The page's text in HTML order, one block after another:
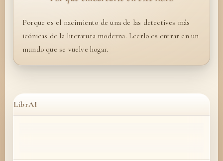
Porque es el nacimiento de una de las detectives más
icónicas de la literatura moderna. Leerlo es entrar en un
mundo que se vuelve hogar.
LibrAI